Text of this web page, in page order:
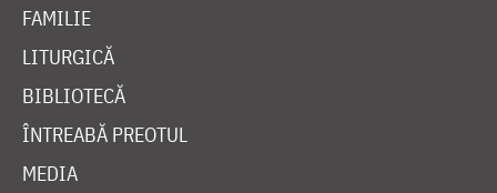
FAMILIE
LITURGICĂ
BIBLIOTECĂ
ÎNTREABĂ PREOTUL
MEDIA